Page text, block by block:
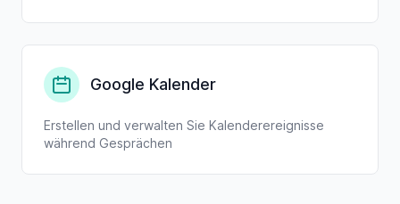
Google Kalender
Erstellen und verwalten Sie Kalenderereignisse
während Gesprächen